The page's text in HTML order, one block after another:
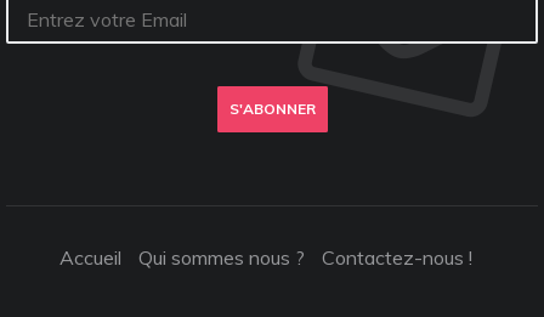
S'ABONNER
Accueil Qui sommes nous ? Contactez-nous !